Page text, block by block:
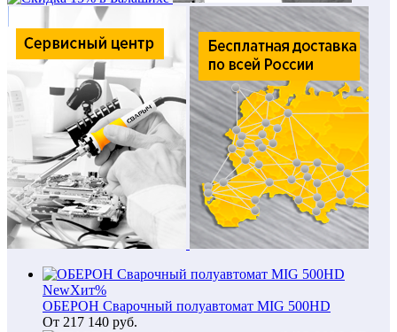
NewХит%
ОБЕРОН Сварочный полуавтомат MIG 500HD
От 217 140 руб.